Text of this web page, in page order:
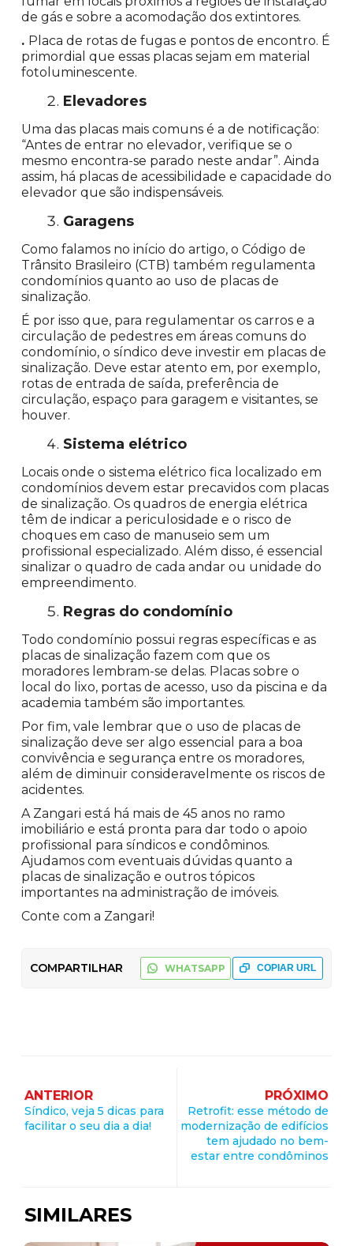
de gás e sobre a acomodação dos extintores.
. Placa de rotas de fugas e pontos de encontro. É
primordial que essas placas sejam em material
fotoluminescente.
Elevadores
Uma das placas mais comuns é a de notificação:
“Antes de entrar no elevador, verifique se o
mesmo encontra-se parado neste andar”. Ainda
assim, há placas de acessibilidade e capacidade do
elevador que são indispensáveis.
Garagens
Como falamos no início do artigo, o Código de
Trânsito Brasileiro (CTB) também regulamenta
condomínios quanto ao uso de placas de
sinalização.
É por isso que, para regulamentar os carros e a
circulação de pedestres em áreas comuns do
condomínio, o síndico deve investir em placas de
sinalização. Deve estar atento em, por exemplo,
rotas de entrada de saída, preferência de
circulação, espaço para garagem e visitantes, se
houver.
Sistema elétrico
Locais onde o sistema elétrico fica localizado em
condomínios devem estar precavidos com placas
de sinalização. Os quadros de energia elétrica
têm de indicar a periculosidade e o risco de
choques em caso de manuseio sem um
profissional especializado. Além disso, é essencial
sinalizar o quadro de cada andar ou unidade do
empreendimento.
Regras do condomínio
Todo condomínio possui regras específicas e as
placas de sinalização fazem com que os
moradores lembram-se delas. Placas sobre o
local do lixo, portas de acesso, uso da piscina e da
academia também são importantes.
Por fim, vale lembrar que o uso de placas de
sinalização deve ser algo essencial para a boa
convivência e segurança entre os moradores,
além de diminuir consideravelmente os riscos de
acidentes.
A Zangari está há mais de 45 anos no ramo
imobiliário e está pronta para dar todo o apoio
profissional para síndicos e condôminos.
Ajudamos com eventuais dúvidas quanto a
placas de sinalização e outros tópicos
importantes na administração de imóveis.
Conte com a Zangari!
COMPARTILHAR COPIAR URL
WHATSAPP
ANTERIOR
Síndico, veja 5 dicas para
facilitar o seu dia a dia!
PRÓXIMO
Retrofit: esse método de
modernização de edifícios
tem ajudado no bem-
estar entre condôminos
SIMILARES